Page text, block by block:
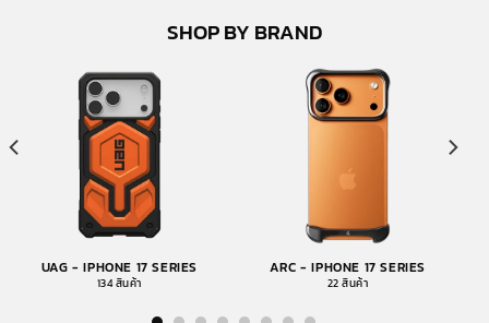
SHOP BY BRAND
UAG - IPHONE 17 SERIES
134 สินค้า
ARC - IPHONE 17 SERIES
22 สินค้า